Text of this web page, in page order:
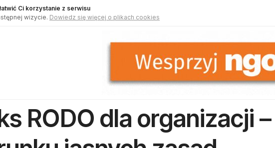
Ci korzystanie z serwisu
wizycie. Dowiedz się więcej o plikach cookies
RODO dla organizacji